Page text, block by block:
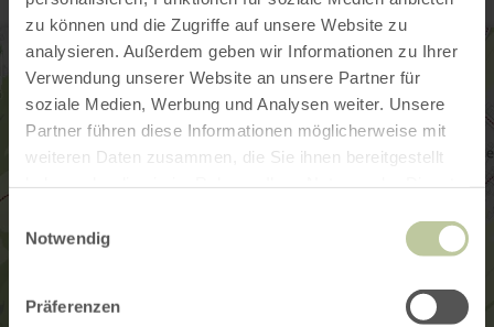
zu können und die Zugriffe auf unsere Website zu
analysieren. Außerdem geben wir Informationen zu Ihrer
Verwendung unserer Website an unsere Partner für
soziale Medien, Werbung und Analysen weiter. Unsere
Partner führen diese Informationen möglicherweise mit
weiteren Daten zusammen, die Sie ihnen bereitgestellt
Notwendig
Präferenzen